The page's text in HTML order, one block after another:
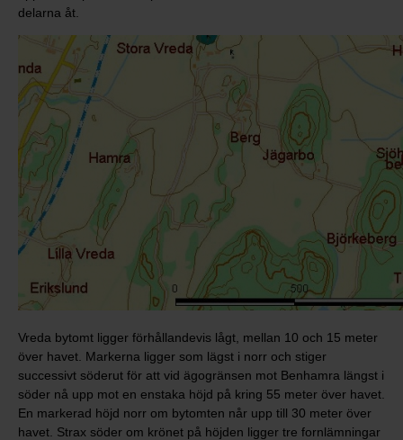
delarna åt.
Vreda bytomt ligger förhållandevis lågt, mellan 10 och 15 meter
över havet. Markerna ligger som lägst i norr och stiger
successivt söderut för att vid ägogränsen mot Benhamra längst i
söder nå upp mot en enstaka höjd på kring 55 meter över havet.
En markerad höjd norr om bytomten når upp till 30 meter över
havet. Strax söder om krönet på höjden ligger tre fornlämningar